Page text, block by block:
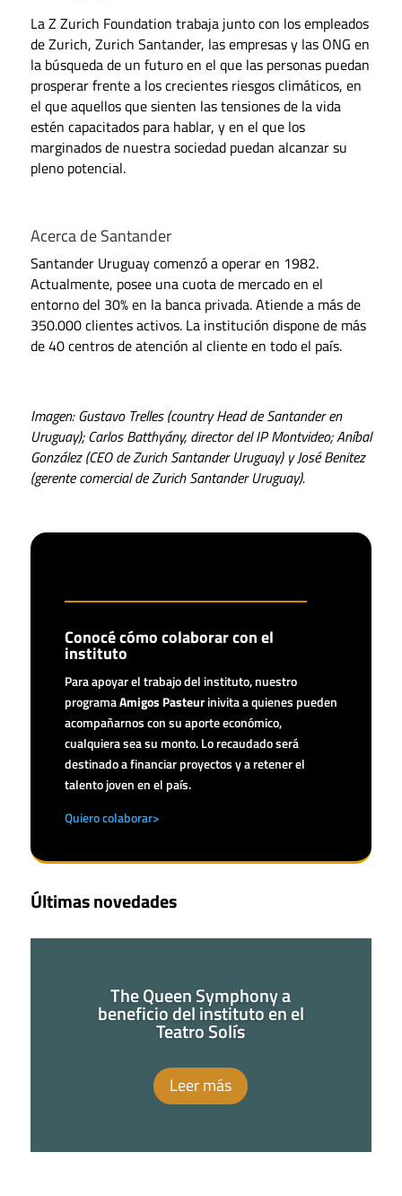
La Z Zurich Foundation trabaja junto con los empleados
de Zurich, Zurich Santander, las empresas y las ONG en
la búsqueda de un futuro en el que las personas puedan
prosperar frente a los crecientes riesgos climáticos, en
el que aquellos que sienten las tensiones de la vida
estén capacitados para hablar, y en el que los
marginados de nuestra sociedad puedan alcanzar su
pleno potencial.
Acerca de Santander
Santander Uruguay comenzó a operar en 1982.
Actualmente, posee una cuota de mercado en el
entorno del 30% en la banca privada. Atiende a más de
350.000 clientes activos. La institución dispone de más
de 40 centros de atención al cliente en todo el país.
Imagen: Gustavo Trelles (country Head de Santander en
Uruguay); Carlos Batthyány, director del IP Montvideo; Aníbal
González (CEO de Zurich Santander Uruguay) y José Benitez
(gerente comercial de Zurich Santander Uruguay).
Conocé cómo colaborar con el
instituto
Para apoyar el trabajo del instituto, nuestro
programaAmigos Pasteur inivita a quienes pueden
acompañarnos con su aporte económico,
cualquiera sea su monto. Lo recaudado será
destinado a financiar proyectos y a retener el
talento joven en el país.
Quiero colaborar>
Últimas novedades
The Queen Symphony a
beneficio del instituto en el
Teatro Solís
Leer más